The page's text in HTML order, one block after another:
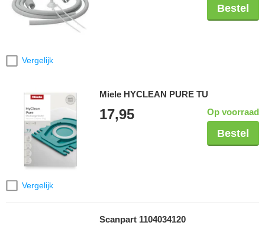
Vergelijk
Bestel
Vergelijk
Miele HYCLEAN PURE TU
17,95 Op voorraad
Bestel
Scanpart 1104034120